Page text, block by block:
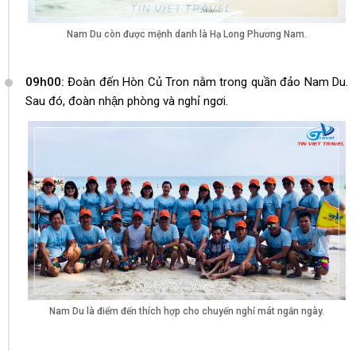
Nam Du còn được mệnh danh là Hạ Long Phương Nam.
09h00: Đoàn đến Hòn Củ Tron nằm trong quần đảo Nam Du.
Sau đó, đoàn nhận phòng và nghỉ ngơi.
Nam Du là điểm đến thích hợp cho chuyến nghỉ mát ngắn ngày.